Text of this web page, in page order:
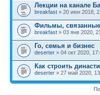
Лекции на канале
breakfast » 20 июн 2018,
Фильмы,
breakfast » 03 янв 2020,
Го, семья и бизнес
deserter » 04 окт 2020,
Как строить
deserter » 27 май 2020,